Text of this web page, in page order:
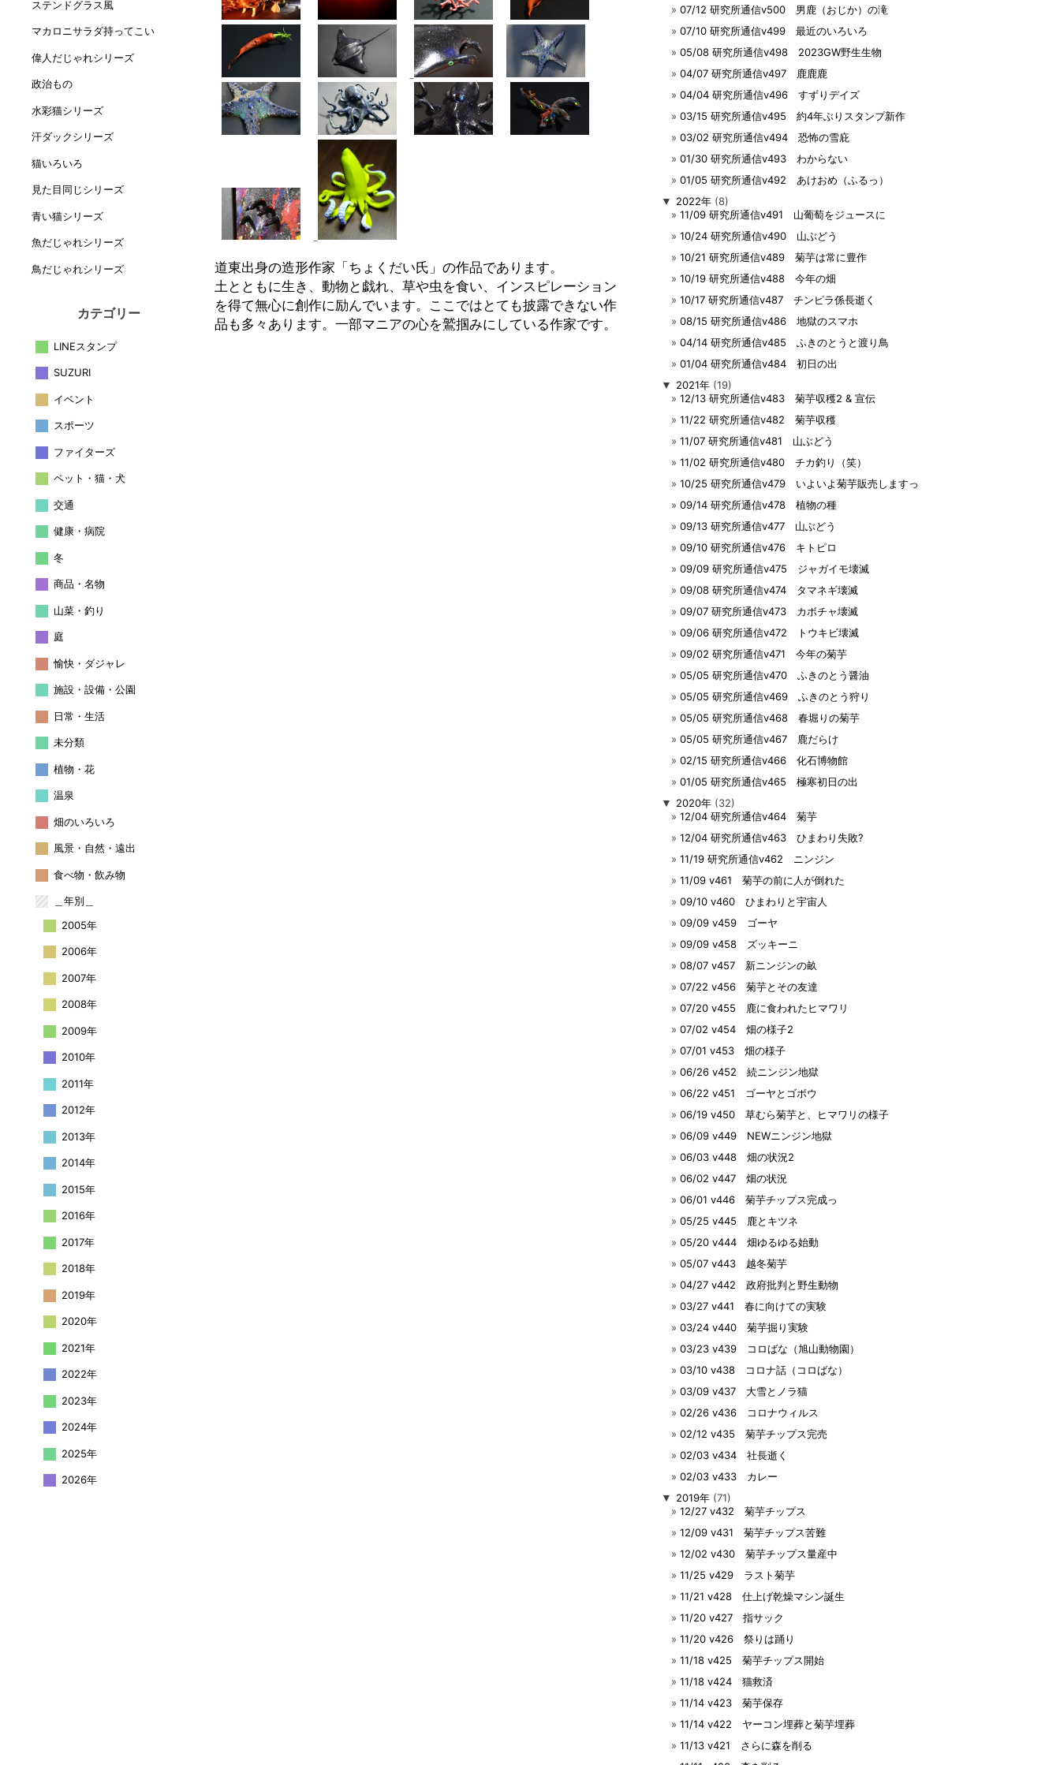
道東出身の造形作家「ちょくだい氏」の作品であります。
土とともに生き、動物と戯れ、草や虫を食い、インスピレーション
を得て無心に創作に励んでいます。ここではとても披露できない作
品も多々あります。一部マニアの心を鷲掴みにしている作家です。
07/12 研究所通信v500 男鹿（おじか）の滝
07/10 研究所通信v499 最近のいろいろ
05/08 研究所通信v498 2023GW野生生物
04/07 研究所通信v497 鹿鹿鹿
04/04 研究所通信v496 すずりデイズ
03/15 研究所通信v495 約4年ぶりスタンプ新作
03/02 研究所通信v494 恐怖の雪庇
01/30 研究所通信v493 わからない
01/05 研究所通信v492 あけおめ（ふるっ）
▼ 2022年(8)
11/09 研究所通信v491 山葡萄をジュースに
10/24 研究所通信v490 山ぶどう
10/21 研究所通信v489 菊芋は常に豊作
10/19 研究所通信v488 今年の畑
10/17 研究所通信v487 チンピラ係長逝く
08/15 研究所通信v486 地獄のスマホ
04/14 研究所通信v485 ふきのとうと渡り鳥
01/04 研究所通信v484 初日の出
▼ 2021年(19)
12/13 研究所通信v483 菊芋収穫2 & 宣伝
11/22 研究所通信v482 菊芋収穫
11/07 研究所通信v481 山ぶどう
11/02 研究所通信v480 チカ釣り（笑）
10/25 研究所通信v479 いよいよ菊芋販売しますっ
09/14 研究所通信v478 植物の種
09/13 研究所通信v477 山ぶどう
09/10 研究所通信v476 キトピロ
09/09 研究所通信v475 ジャガイモ壊滅
09/08 研究所通信v474 タマネギ壊滅
09/07 研究所通信v473 カボチャ壊滅
09/06 研究所通信v472 トウキビ壊滅
09/02 研究所通信v471 今年の菊芋
05/05 研究所通信v470 ふきのとう醤油
05/05 研究所通信v469 ふきのとう狩り
05/05 研究所通信v468 春堀りの菊芋
05/05 研究所通信v467 鹿だらけ
02/15 研究所通信v466 化石博物館
01/05 研究所通信v465 極寒初日の出
▼ 2020年(32)
12/04 研究所通信v464 菊芋
12/04 研究所通信v463 ひまわり失敗?
11/19 研究所通信v462 ニンジン
11/09 v461 菊芋の前に人が倒れた
09/10 v460 ひまわりと宇宙人
09/09 v459 ゴーヤ
09/09 v458 ズッキーニ
08/07 v457 新ニンジンの畝
07/22 v456 菊芋とその友達
07/20 v455 鹿に食われたヒマワリ
07/02 v454 畑の様子2
07/01 v453 畑の様子
06/26 v452 続ニンジン地獄
06/22 v451 ゴーヤとゴボウ
06/19 v450 草むら菊芋と、ヒマワリの様子
06/09 v449 NEWニンジン地獄
06/03 v448 畑の状況2
06/02 v447 畑の状況
06/01 v446 菊芋チップス完成っ
05/25 v445 鹿とキツネ
05/20 v444 畑ゆるゆる始動
05/07 v443 越冬菊芋
04/27 v442 政府批判と野生動物
03/27 v441 春に向けての実験
03/24 v440 菊芋掘り実験
03/23 v439 コロばな（旭山動物園）
03/10 v438 コロナ話（コロばな）
03/09 v437 大雪とノラ猫
02/26 v436 コロナウィルス
02/12 v435 菊芋チップス完売
02/03 v434 社長逝く
02/03 v433 カレー
▼ 2019年(71)
12/27 v432 菊芋チップス
12/09 v431 菊芋チップス苦難
12/02 v430 菊芋チップス量産中
11/25 v429 ラスト菊芋
11/21 v428 仕上げ乾燥マシン誕生
11/20 v427 指サック
11/20 v426 祭りは踊り
11/18 v425 菊芋チップス開始
11/18 v424 猫救済
11/14 v423 菊芋保存
11/14 v422 ヤーコン埋葬と菊芋埋葬
11/13 v421 さらに森を削る
ステンドグラス風
マカロニサラダ持ってこい
偉人だじゃれシリーズ
政治もの
水彩猫シリーズ
汗ダックシリーズ
猫いろいろ
見た目同じシリーズ
青い猫シリーズ
魚だじゃれシリーズ
鳥だじゃれシリーズ
カテゴリー
LINEスタンプ
SUZURI
イベント
スポーツ
ファイターズ
ペット・猫・犬
交通
健康・病院
冬
商品・名物
山菜・釣り
庭
愉快・ダジャレ
施設・設備・公園
日常・生活
未分類
植物・花
温泉
畑のいろいろ
風景・自然・遠出
食べ物・飲み物
＿年別＿
2005年
2006年
2007年
2008年
2009年
2010年
2011年
2012年
2013年
2014年
2015年
2016年
2017年
2018年
2019年
2020年
2021年
2022年
2023年
2024年
2025年
2026年